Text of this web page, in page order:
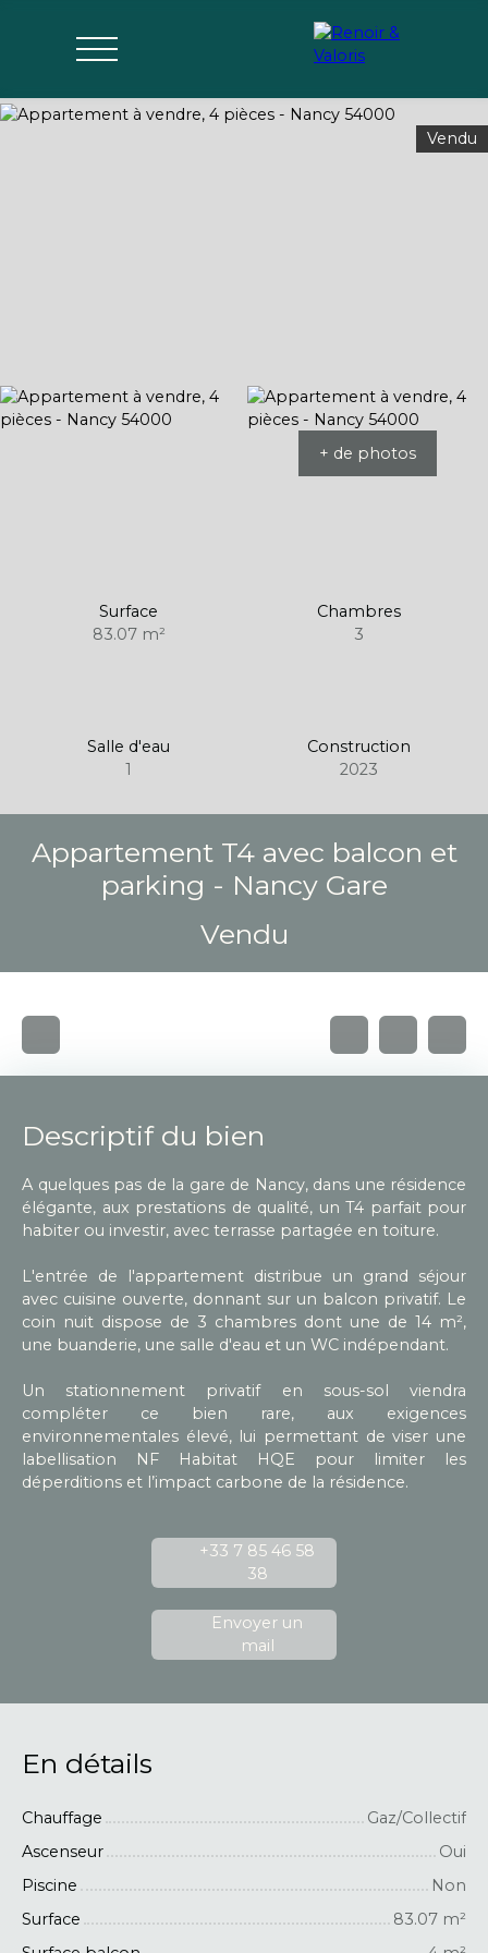
Vendu
+ de photos
Surface
83.07 m²
Chambres
3
Salle d'eau
1
Construction
2023
Appartement T4 avec balcon et
parking - Nancy Gare
Vendu
Descriptif du bien
A quelques pas de la gare de Nancy, dans une résidence
élégante, aux prestations de qualité, un T4 parfait pour
habiter ou investir, avec terrasse partagée en toiture.
L'entrée de l'appartement distribue un grand séjour
avec cuisine ouverte, donnant sur un balcon privatif. Le
coin nuit dispose de 3 chambres dont une de 14 m²,
une buanderie, une salle d'eau et un WC indépendant.
Un stationnement privatif en sous-sol viendra
compléter ce bien rare, aux exigences
environnementales élevé, lui permettant de viser une
labellisation NF Habitat HQE pour limiter les
déperditions et l’impact carbone de la résidence.
+33 7 85 46 58
38
Envoyer un
mail
En détails
Chauffage
Gaz/Collectif
Ascenseur
Oui
Piscine
Non
Surface
83.07 m²